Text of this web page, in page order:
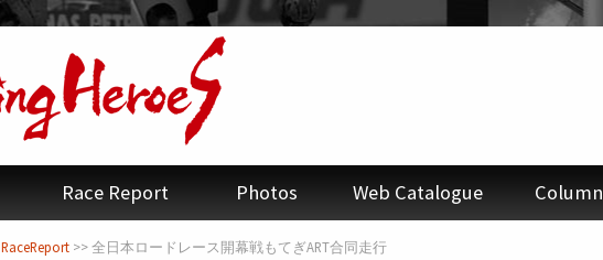
Race Report Photos Web Catalogue Column
RaceReport >> 全日本ロードレース開幕戦もてぎART合同走行